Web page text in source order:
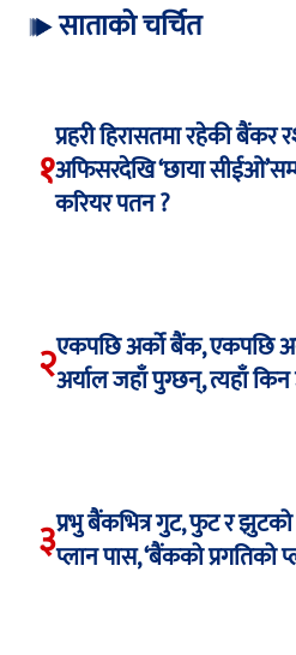
साताको चर्चित
१
प्रहरी हिरासतमा रहेकी बैंकर
अफिसरदेखि ‘छाया
करियर पतन ?
२एकपछि अर्को बैंक, एकपछि
अर्याल जहाँ पुग्छन्, त्यहाँ
३प्रभु बैंकभित्र गुट, फुट र
प्लान पास, ‘बैंकको प्रगतिको